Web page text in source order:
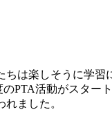
は楽しそうに学習
PTA活動がスタート
ました。